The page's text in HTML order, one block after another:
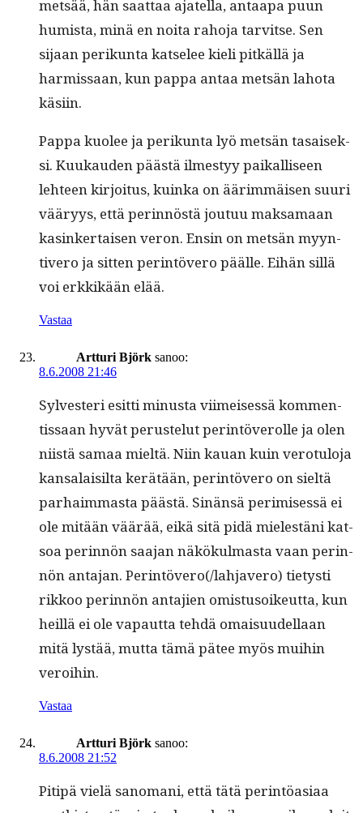
met­sää, hän saat­taa ajatel­la, antaa­pa puun
humista, minä en noi­ta raho­ja tarvitse. Sen
sijaan perikun­ta kat­se­lee kieli pitkäl­lä ja
harmis­saan, kun pap­pa antaa met­sän laho­ta
käsiin.
Pap­pa kuolee ja perikun­ta lyö met­sän tasaisek­
si. Kuukau­den päästä ilmestyy paikalliseen
lehteen kir­joi­tus, kuin­ka on äärim­mäisen suuri
vääryys, että perin­nöstä joutuu mak­samaan
kasinker­taisen veron. Ensin on met­sän myyn­
tivero ja sit­ten per­in­tövero päälle. Eihän sil­lä
voi erkkikään elää.
Vastaa
Artturi Björk sanoo:
8.6.2008 21:46
Sylvesteri esit­ti minus­ta viimeisessä kom­men­
tis­saan hyvät peruste­lut per­in­töverolle ja olen
niistä samaa mieltä. Niin kauan kuin vero­tu­lo­ja
kansalaisil­ta kerätään, per­in­tövero on sieltä
parhaim­mas­ta päästä. Sinän­sä per­im­isessä ei
ole mitään väärää, eikä sitä pidä mielestäni kat­
soa perin­nön saa­jan näkökul­mas­ta vaan perin­
nön anta­jan. Perintövero(/lahjavero) tietysti
rikkoo perin­nön anta­jien omis­tu­soikeut­ta, kun
heil­lä ei ole vapaut­ta tehdä omaisu­udel­laan
mitä lystää, mut­ta tämä pätee myös mui­hin
veroihin.
Vastaa
Artturi Björk sanoo:
8.6.2008 21:52
Pitipä vielä sanomani, että tätä per­in­töasi­aa